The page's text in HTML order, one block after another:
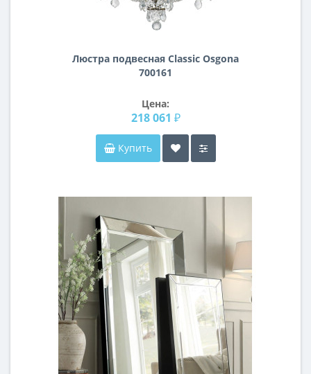
Люстра подвесная Classic Osgona
700161
Цена:
218 061 ₽
Купить